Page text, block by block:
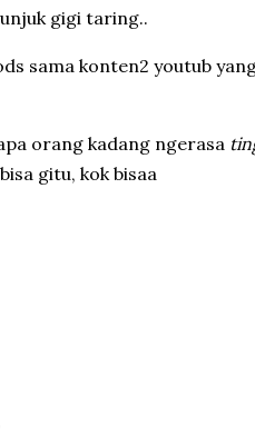
gigi taring..
sama konten2 youtub
orang kadang ngerasa
gitu, kok bisaa